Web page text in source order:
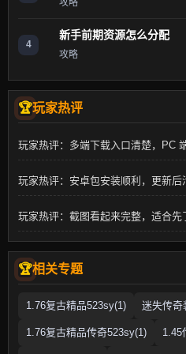
攻略
4
新手前期资源怎么分配
攻略
玩家热评
玩家热评：多端下载入口清楚，PC
玩家热评：安卓包安装顺利，更新后
玩家热评：截图看起来完整，适合先
相关专题
1.76复古精品523sy(1) 迷失传奇
1.76复古精品传奇523sy(1) 1.45